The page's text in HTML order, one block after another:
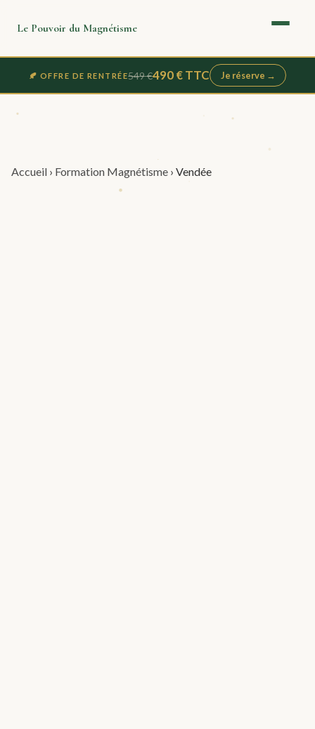
Le Pouvoir du Magnétisme
🍂 OFFRE DE RENTRÉE549 €490 € TTC Je réserve →
Accueil › Formation Magnétisme › Vendée